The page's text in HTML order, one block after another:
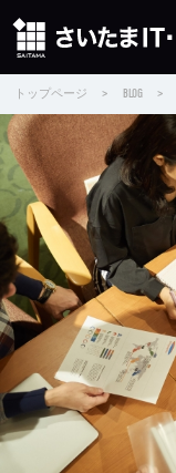
トップページ > BLOG >